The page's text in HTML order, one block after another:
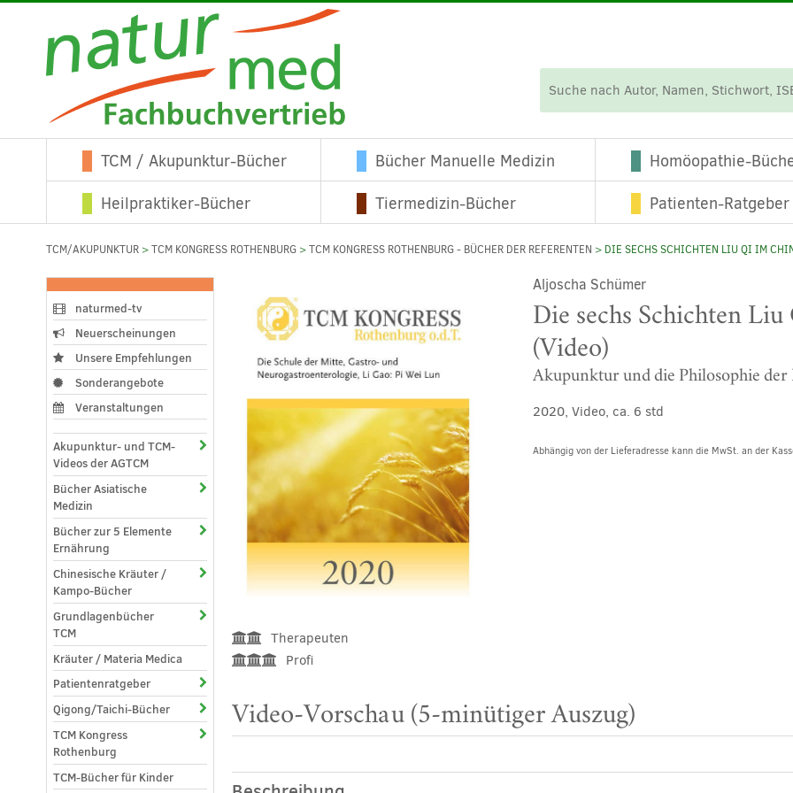
TCM / Akupunktur-Bücher Bücher Manuelle Medizin Homöopathie-
Heilpraktiker-Bücher
Tiermedizin-Bücher Patienten-Ratgeber
TCM/AKUPUNKTUR >TCM KONGRESS ROTHENBURG >TCM KONGRESS ROTHENBURG - BÜCHER DER REFERENTEN > DIE SECHS SCHICHTEN LIU QI IM
Therapeuten
Profi
Aljoscha Schümer
Die sechs Schichten
(Video)
Akupunktur und die Philosophie
2020, Video, ca. 6 std
Abhängig von der Lieferadresse kann die MwSt. an der
Video-Vorschau (5-minütiger Auszug)
naturmed-tv
Neuerscheinungen
Unsere Empfehlungen
Sonderangebote
Veranstaltungen
Akupunktur- und TCM-
Videos der AGTCM
Bücher Asiatische
Medizin
Bücher zur 5 Elemente
Ernährung
Chinesische Kräuter /
Kampo-Bücher
Grundlagenbücher
TCM
Kräuter / Materia Medica
Patientenratgeber
Qigong/Taichi-Bücher
TCM Kongress
Rothenburg
TCM-Bücher für Kinder